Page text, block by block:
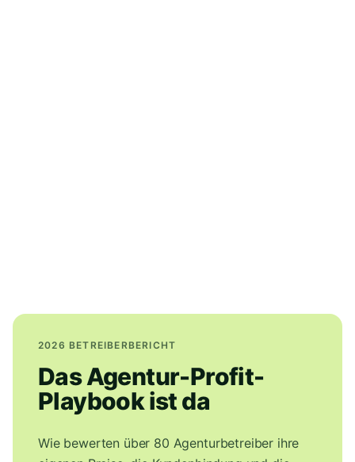
2026 BETREIBERBERICHT
Das Agentur-Profit-
Playbook ist da
Wie bewerten über 80 Agenturbetreiber ihre